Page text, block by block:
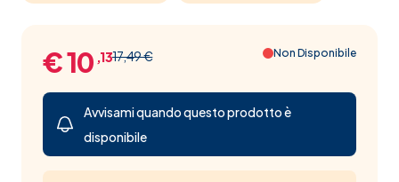
17,49 €
€ 10 ,13 Non Disponibile
Avvisami quando questo prodotto è
disponibile